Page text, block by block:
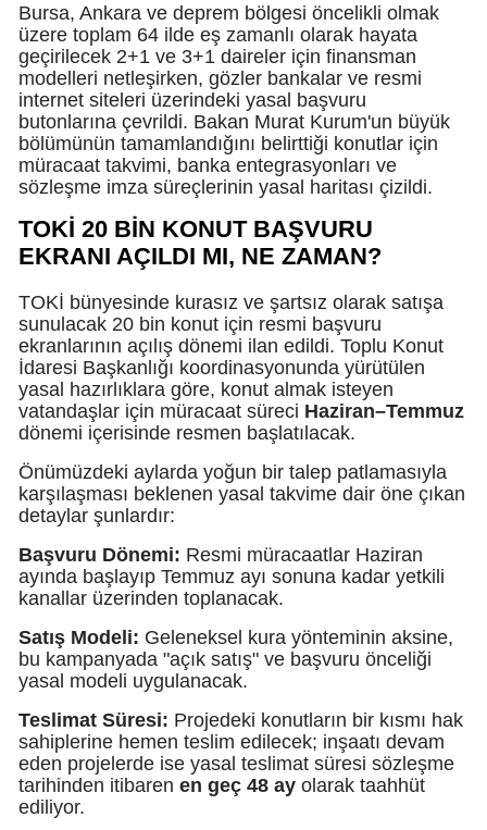
Bursa, Ankara ve deprem bölgesi öncelikli olmak
üzere toplam 64 ilde eş zamanlı olarak hayata
geçirilecek 2+1 ve 3+1 daireler için finansman
modelleri netleşirken, gözler bankalar ve resmi
internet siteleri üzerindeki yasal başvuru
butonlarına çevrildi. Bakan Murat Kurum'un büyük
bölümünün tamamlandığını belirttiği konutlar için
müracaat takvimi, banka entegrasyonları ve
sözleşme imza süreçlerinin yasal haritası çizildi.
TOKİ 20 BİN KONUT BAŞVURU
EKRANI AÇILDI MI, NE ZAMAN?
TOKİ bünyesinde kurasız ve şartsız olarak satışa
sunulacak 20 bin konut için resmi başvuru
ekranlarının açılış dönemi ilan edildi. Toplu Konut
İdaresi Başkanlığı koordinasyonunda yürütülen
yasal hazırlıklara göre, konut almak isteyen
vatandaşlar için müracaat süreci Haziran–Temmuz
dönemi içerisinde resmen başlatılacak.
Önümüzdeki aylarda yoğun bir talep patlamasıyla
karşılaşması beklenen yasal takvime dair öne çıkan
detaylar şunlardır:
Başvuru Dönemi: Resmi müracaatlar Haziran
ayında başlayıp Temmuz ayı sonuna kadar yetkili
kanallar üzerinden toplanacak.
Satış Modeli: Geleneksel kura yönteminin aksine,
bu kampanyada "açık satış" ve başvuru önceliği
yasal modeli uygulanacak.
Teslimat Süresi: Projedeki konutların bir kısmı hak
sahiplerine hemen teslim edilecek; inşaatı devam
eden projelerde ise yasal teslimat süresi sözleşme
tarihinden itibaren en geç 48 ay olarak taahhüt
ediliyor.